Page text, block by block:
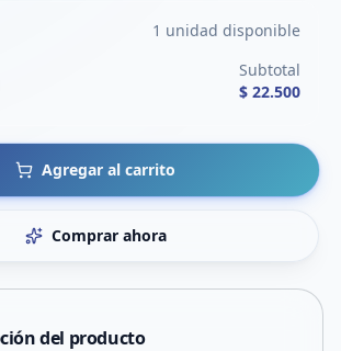
1 unidad disponible
Subtotal
$ 22.500
Agregar al carrito
Comprar ahora
del producto